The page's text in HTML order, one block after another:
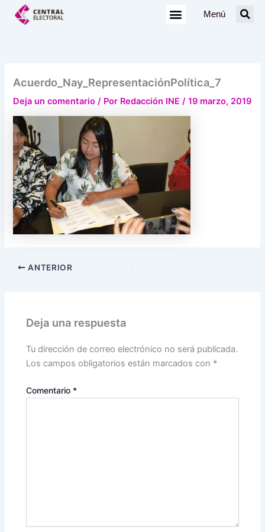
Menú
Acuerdo_Nay_RepresentaciónPolítica_7
Deja un comentario / Por Redacción INE/19 marzo, 2019
ANTERIOR
Deja una respuesta
Tu dirección de correo electrónico no será publicada.
Los campos obligatorios están marcados con *
Comentario *